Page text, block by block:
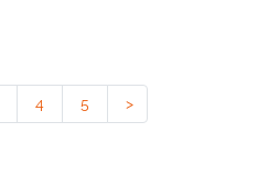
4 5 >